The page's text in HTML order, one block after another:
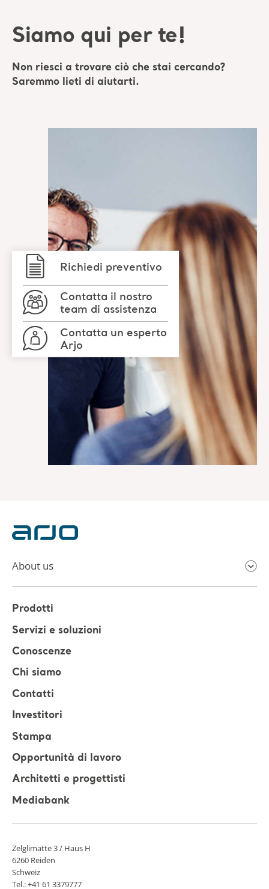
Contatta il nostro
team di assistenza
Contatta un esperto
Arjo
About us
Prodotti
Servizi e soluzioni
Conoscenze
Chi siamo
Contatti
Investitori
Stampa
Opportunità di lavoro
Architetti e progettisti
Mediabank
Zelglimatte 3 / Haus H
6260 Reiden
Schweiz
Tel.: +41 61 3379777